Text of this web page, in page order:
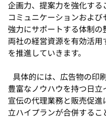
企画力、提案力を強化する
コミュニケーションおよ
強力にサポートする体制の
両社の経営資源を有効活
を推進していきます。
具体的には、広告物の印
豊富なノウハウを持つ日立
宣伝の代理業務と販売促進
立ハイプランが合併するこ